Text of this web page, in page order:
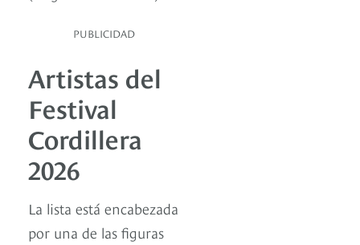
PUBLICIDAD
Artistas del
Festival
Cordillera
2026
La lista está encabezada
por una de las figuras